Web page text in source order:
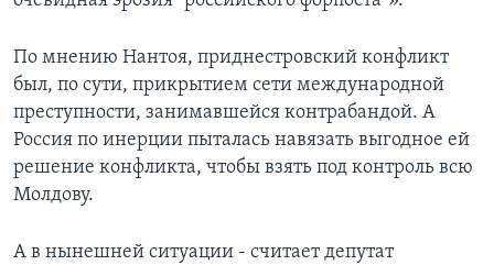
По мнению Нантоя, приднестровский конфликт
был, по сути, прикрытием сети международной
преступности, занимавшейся контрабандой. А
Россия по инерции пыталась навязать выгодное ей
решение конфликта, чтобы взять под контроль всю
Молдову.
А в нынешней ситуации - считает депутат